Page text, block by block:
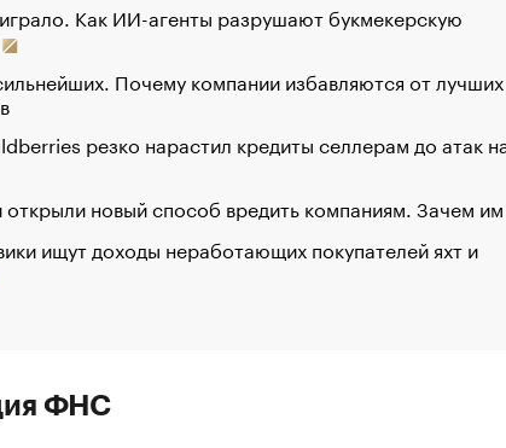
Как ИИ-агенты разрушают букмекерскую
Почему компании избавляются от лучших
резко нарастил кредиты селлерам до атак
открыли новый способ вредить компаниям. Зачем
ищут доходы неработающих покупателей яхт и
ФНС